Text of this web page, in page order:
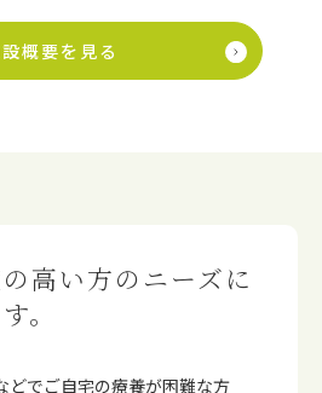
概要を見る
高い方のニーズに
。
どでご⾃宅の療養が困難な⽅